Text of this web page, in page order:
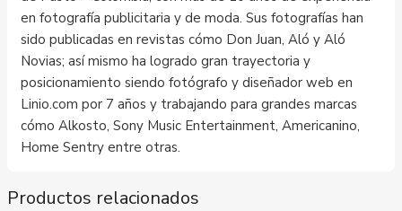
en fotografía publicitaria y de moda. Sus fotografías han
sido publicadas en revistas cómo Don Juan, Aló y Aló
Novias; así mismo ha logrado gran trayectoria y
posicionamiento siendo fotógrafo y diseñador web en
Linio.com por 7 años y trabajando para grandes marcas
cómo Alkosto, Sony Music Entertainment, Americanino,
Home Sentry entre otras.
Productos relacionados